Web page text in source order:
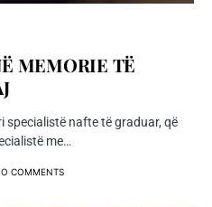
MEMORIE TË
specialistë nafte të graduar, që
me…
COMMENTS